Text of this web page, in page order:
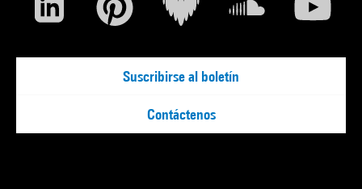
Suscribirse al boletín
Contáctenos